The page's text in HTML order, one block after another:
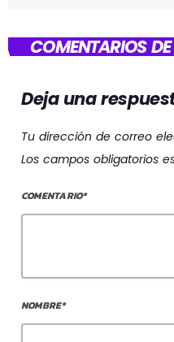
COMENTARIOS
Deja una
Tu dirección de correo
Los campos obligatorios
COMENTARIO*
NOMBRE*